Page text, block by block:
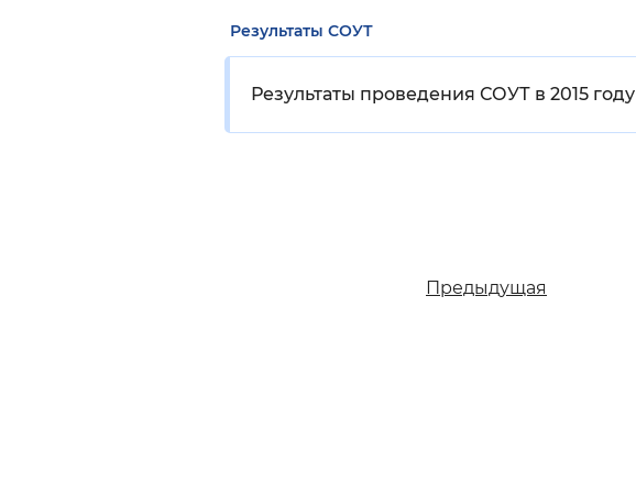
Результаты СОУТ
Результаты проведения СОУТ в 2015 году
Предыдущая